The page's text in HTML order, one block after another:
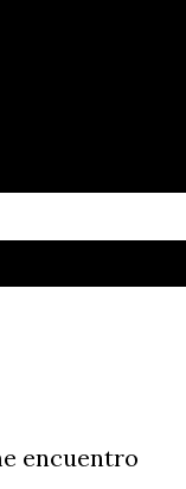
encuentro